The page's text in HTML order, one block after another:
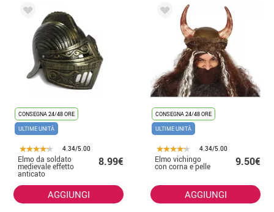
CONSEGNA 24/48 ORE
ULTIME UNITÀ
4.34/5.00
Elmo da soldato
medievale effetto
anticato
8.99€
AGGIUNGI
CONSEGNA 24/48 ORE
ULTIME UNITÀ
4.34/5.00
Elmo vichingo
con corna e pelle 9.50€
AGGIUNGI